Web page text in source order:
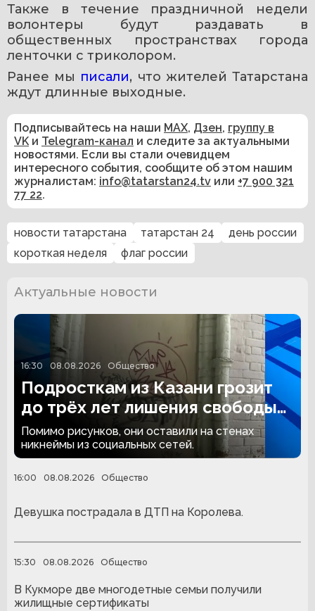
Также в течение праздничной недели
волонтеры будут раздавать в
общественных пространствах города
ленточки с триколором.
Ранее мы писали, что жителей Татарстана
ждут длинные выходные.
Подписывайтесь на наши MAX, Дзен, группу в
VK и Telegram-канал и следите за актуальными
новостями. Если вы стали очевидцем
интересного события, сообщите об этом нашим
журналистам: info@tatarstan24.tv или +7 900 321
77 22.
новости татарстана татарстан 24
день россии
короткая неделя
флаг россии
Актуальные новости
16:30 08.08.2026 Общество
Подросткам из Казани грозит
до трёх лет лишения свободы
за граффити
Помимо рисунков, они оставили на стенах
никнеймы из социальных сетей.
16:00 08.08.2026 Общество
Девушка пострадала в ДТП на Королева.
15:30 08.08.2026 Общество
В Кукморе две многодетные семьи получили
жилищные сертификаты